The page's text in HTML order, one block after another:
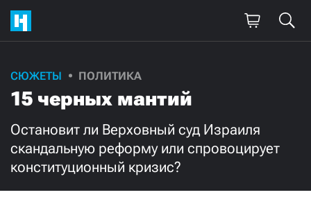
СЮЖЕТЫ ПОЛИТИКА
15 черных мантий
Остановит ли Верховный суд Израиля
скандальную реформу или спровоцирует
конституционный кризис?
Поддержите
нашу работу!
Ежемесячно Разово
3000